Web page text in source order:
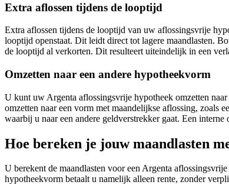
Extra aflossen tijdens de looptijd
Extra aflossen tijdens de looptijd van uw aflossingsvrije
looptijd openstaat. Dit leidt direct tot lagere maandlasten.
de looptijd al verkorten. Dit resulteert uiteindelijk in een
Omzetten naar een andere hypotheekvorm
U kunt uw Argenta aflossingsvrije hypotheek omzetten
omzetten naar een vorm met maandelijkse aflossing, zoals
waarbij u naar een andere geldverstrekker gaat. Een
Hoe bereken je jouw maandlasten
U berekent de maandlasten voor een Argenta
hypotheekvorm betaalt u namelijk alleen rente, zonder